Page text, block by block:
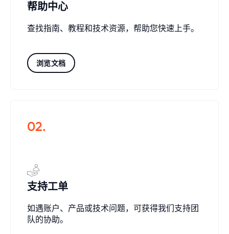
帮助中心
查找指南、教程和技术资源，帮助您快速上手。
浏览文档
02.
支持工单
如遇账户、产品或技术问题，可获得我们支持团
队的协助。